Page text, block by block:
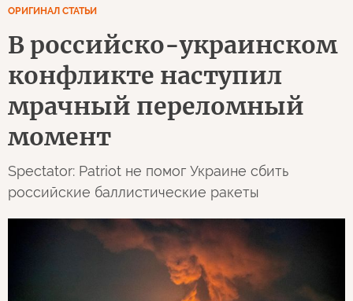
ОРИГИНАЛ СТАТЬИ
В российско-украинском
конфликте наступил
мрачный переломный
момент
Spectator: Patriot не помог Украине сбить
российские баллистические ракеты